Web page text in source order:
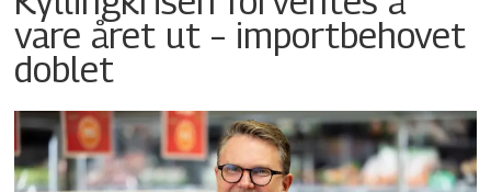
vare året ut – importbehovet
doblet